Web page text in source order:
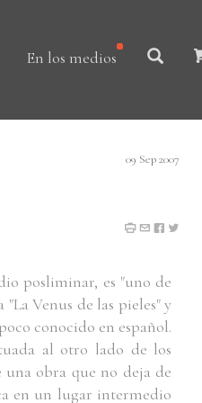
En los medios
09 Sep 2007
posliminar, es "uno de
Venus de las pieles" y
conocido en español.
al otro lado de los
obra que no deja de
en un lugar intermedio